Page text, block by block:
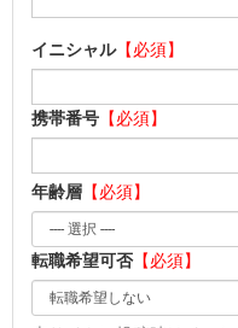
イニシャル【必須】
携帯番号 【必須】
年齢層 【必須】
転職希望可否【必須】